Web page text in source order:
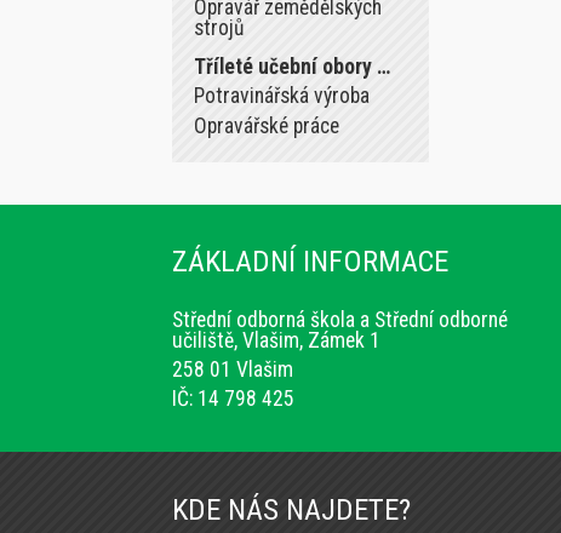
Opravář zemědělských
strojů
Tříleté učební obory …
Potravinářská výroba
Opravářské práce
ZÁKLADNÍ INFORMACE
Střední odborná škola a Střední odborné
učiliště, Vlašim, Zámek 1
258 01 Vlašim
IČ: 14 798 425
KDE NÁS NAJDETE?